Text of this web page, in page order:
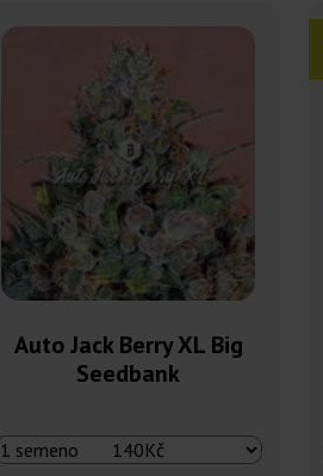
Auto Jack Berry XL Big
Seedbank